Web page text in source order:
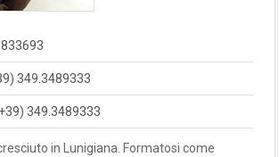
349.3489333
349.3489333
in Lunigiana. Formatosi come